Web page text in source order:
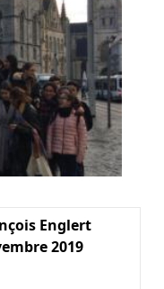
Englert
2019